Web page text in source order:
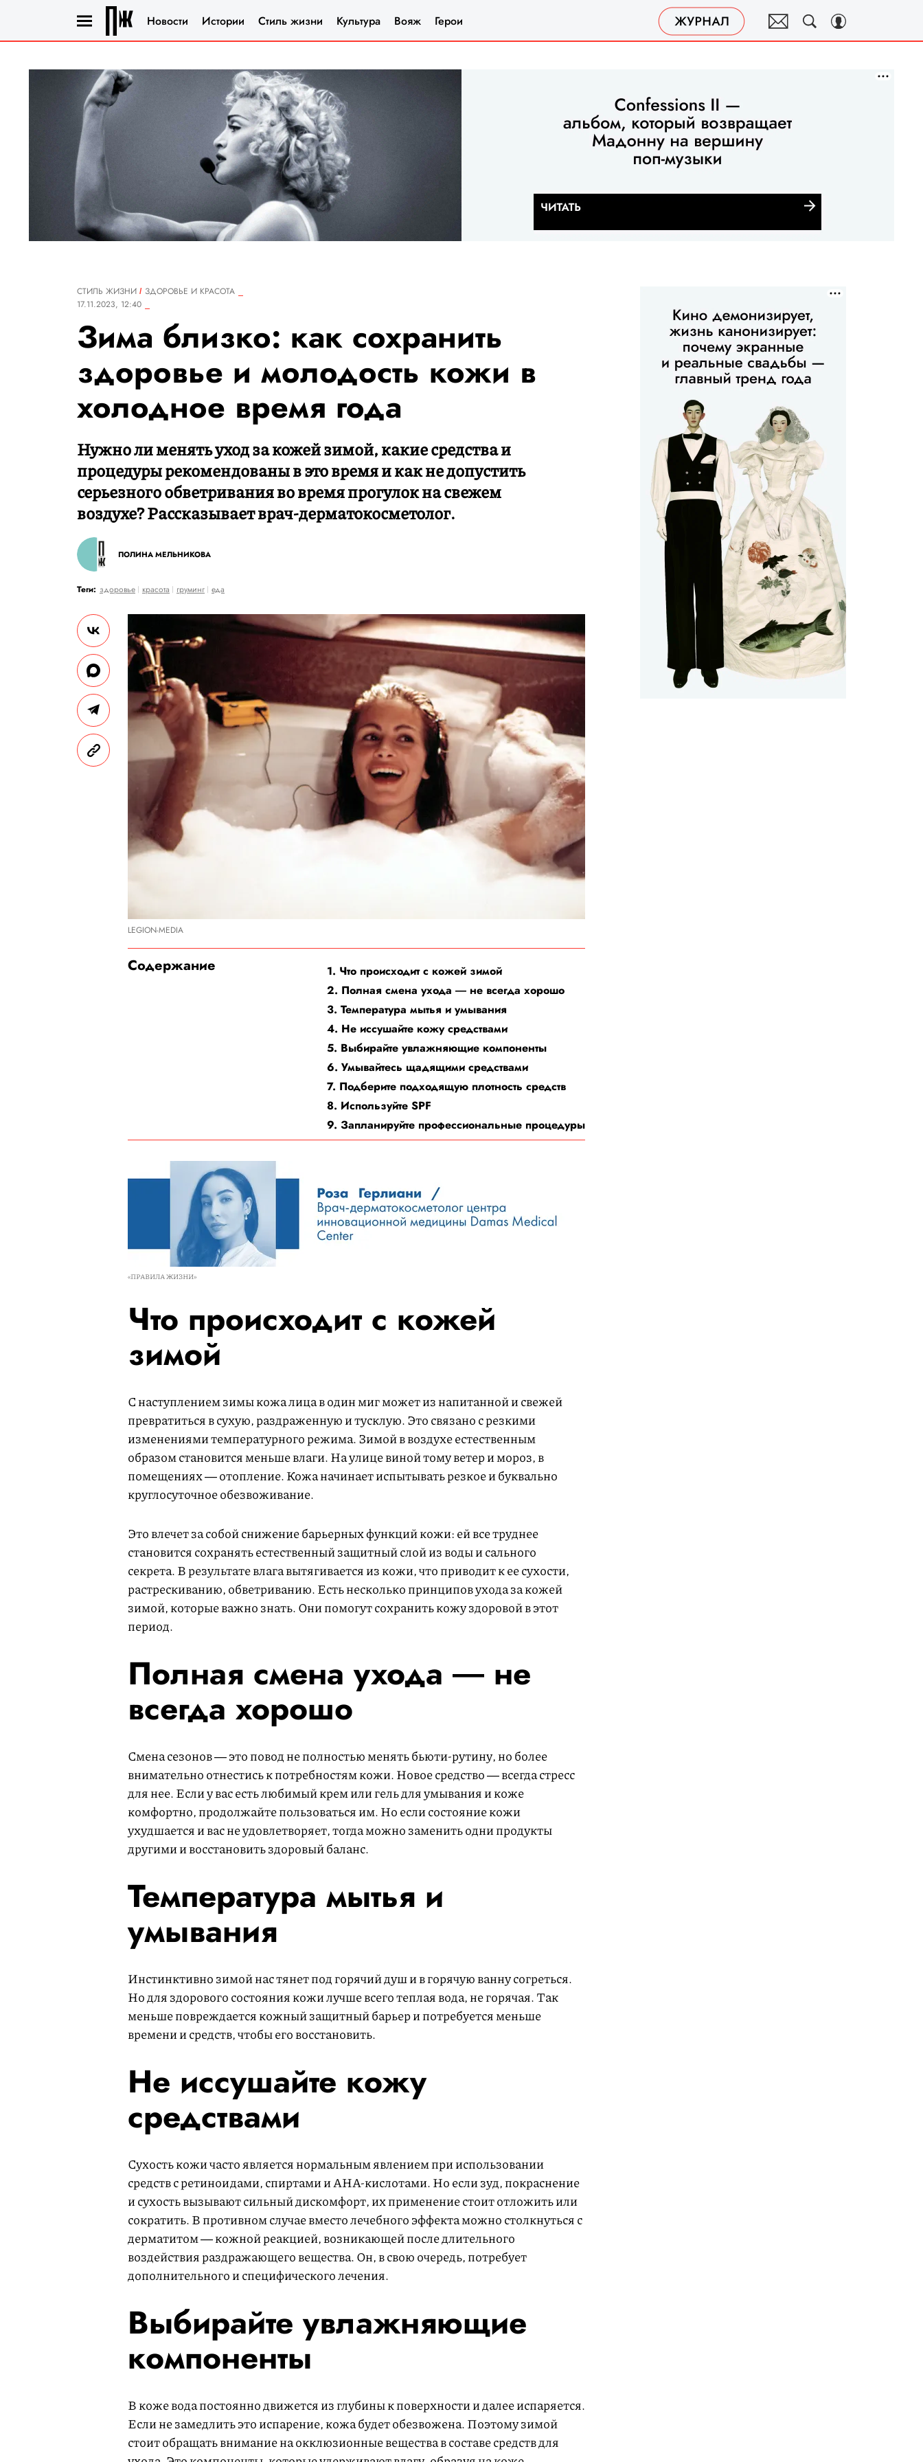
Новости Истории Стиль жизни Культура Вояж Герои
СТИЛЬ ЖИЗНИ
ЗДОРОВЬЕ И КРАСОТА
17.11.2023, 12:40
Зима близко: как сохранить
здоровье и молодость кожи в
холодное время года
Нужно ли менять уход за кожей зимой, какие средства и
процедуры рекомендованы в это время и как не допустить
серьезного обветривания во время прогулок на свежем
воздухе? Рассказывает врач-дерматокосметолог.
ПОЛИНА МЕЛЬНИКОВА
Теги: здоровье красота груминг еда
LEGION-MEDIA
Содержание
1. Что происходит с кожей зимой
2. Полная смена ухода ― не всегда хорошо
3. Температура мытья и умывания
4. Не иссушайте кожу средствами
5. Выбирайте увлажняющие компоненты
6. Умывайтесь щадящими средствами
7. Подберите подходящую плотность средств
8. Используйте SPF
9. Запланируйте профессиональные процедуры
«ПРАВИЛА ЖИЗНИ»
Что происходит с кожей
зимой
С наступлением зимы кожа лица в один миг может из напитанной и свежей
превратиться в сухую, раздраженную и тусклую. Это связано с резкими
изменениями температурного режима. Зимой в воздухе естественным
образом становится меньше влаги. На улице виной тому ветер и мороз, в
помещениях ― отопление. Кожа начинает испытывать резкое и буквально
круглосуточное обезвоживание.
Это влечет за собой снижение барьерных функций кожи: ей все труднее
становится сохранять естественный защитный слой из воды и сального
секрета. В результате влага вытягивается из кожи, что приводит к ее сухости,
растрескиванию, обветриванию. Есть несколько принципов ухода за кожей
зимой, которые важно знать. Они помогут сохранить кожу здоровой в этот
период.
Полная смена ухода ― не
всегда хорошо
Смена сезонов ― это повод не полностью менять бьюти-рутину, но более
внимательно отнестись к потребностям кожи. Новое средство ― всегда стресс
для нее. Если у вас есть любимый крем или гель для умывания и коже
комфортно, продолжайте пользоваться им. Но если состояние кожи
ухудшается и вас не удовлетворяет, тогда можно заменить одни продукты
другими и восстановить здоровый баланс.
Температура мытья и
умывания
Инстинктивно зимой нас тянет под горячий душ и в горячую ванну согреться.
Но для здорового состояния кожи лучше всего теплая вода, не горячая. Так
меньше повреждается кожный защитный барьер и потребуется меньше
времени и средств, чтобы его восстановить.
Не иссушайте кожу
средствами
Сухость кожи часто является нормальным явлением при использовании
средств с ретиноидами, спиртами и AHA-кислотами. Но если зуд, покраснение
и сухость вызывают сильный дискомфорт, их применение стоит отложить или
сократить. В противном случае вместо лечебного эффекта можно столкнуться с
дерматитом ― кожной реакцией, возникающей после длительного
воздействия раздражающего вещества. Он, в свою очередь, потребует
дополнительного и специфического лечения.
Выбирайте увлажняющие
компоненты
В коже вода постоянно движется из глубины к поверхности и далее испаряется.
Если не замедлить это испарение, кожа будет обезвожена. Поэтому зимой
стоит обращать внимание на окклюзионные вещества в составе средств для